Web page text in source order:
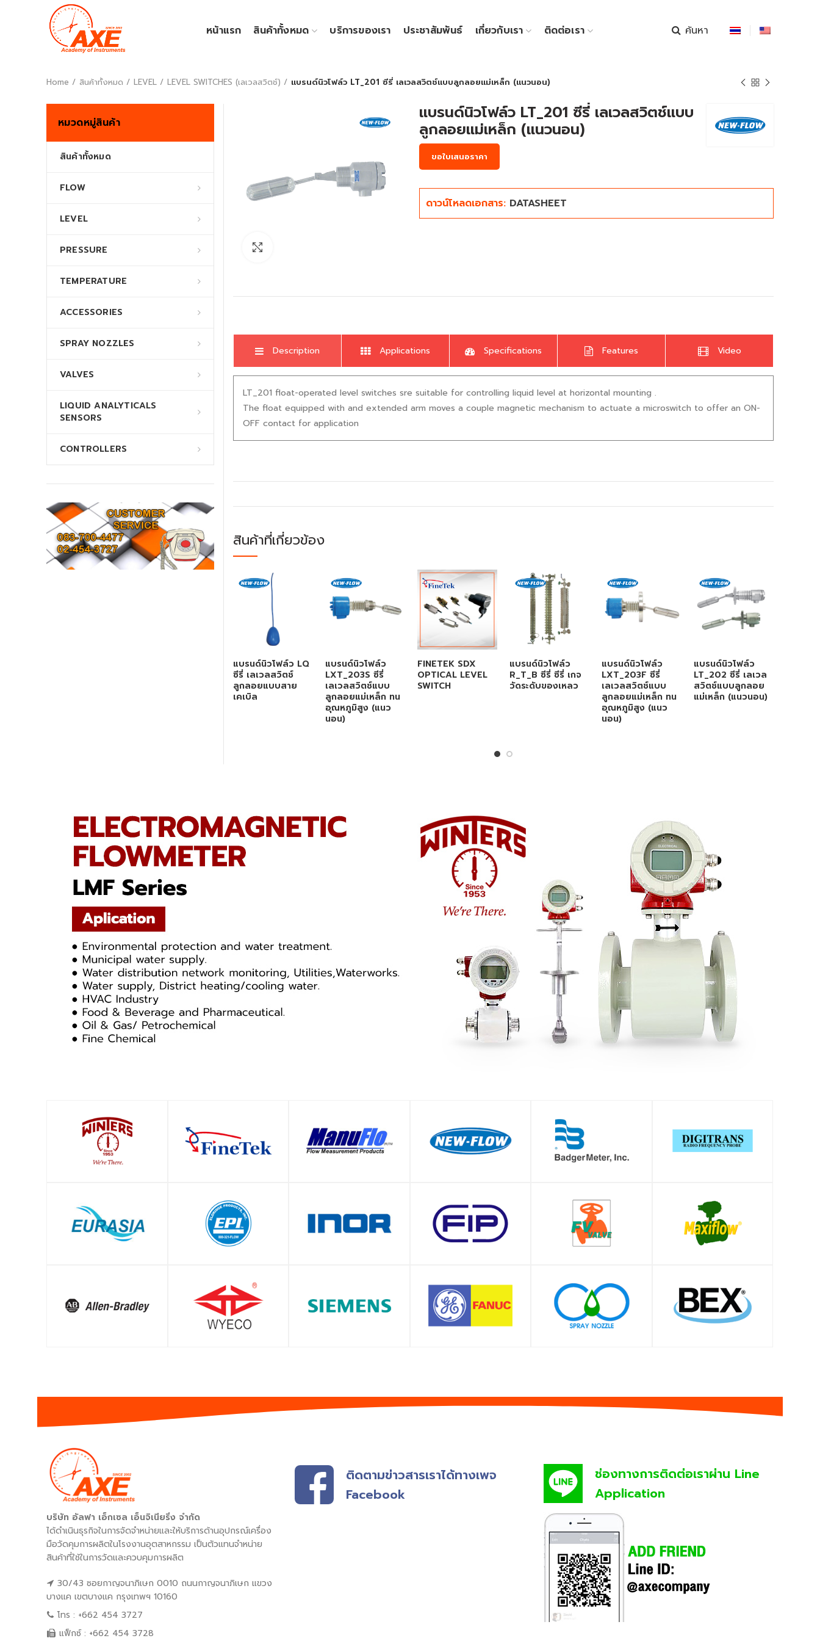
หน้าแรก สินค้าทั้งหมด บริการของเรา ประชาสัมพันธ์ เกี่ยวกับเรา ติดต่อเรา ค้นหา
Home สินค้าทั้งหมด LEVEL LEVEL SWITCHES (เลเวลสวิตช์) แบรนด์นิวโฟล์ว LT_201 ซีรี่ เลเวลสวิตช์แบบลูกลอยแม่เหล็ก (แนวนอน)
แบรนด์นิวโฟล์ว LT_201 ซีรี่ เลเวลสวิตช์แบบ
ลูกลอยแม่เหล็ก (แนวนอน)
ขอใบเสนอราคา
ดาวน์โหลดเอกสาร: DATASHEET
Description Applications Specifications Features Video
LT_201 float-operated level switches sre suitable for controlling liquid level at horizontal mounting .
The float equipped with and extended arm moves a couple magnetic mechanism to actuate a microswitch to offer an ON-
OFF contact for application
สินค้าที่เกี่ยวข้อง
แบรนด์นิวโฟล์ว LQ
ซีรี่ เลเวลสวิตช์
ลูกลอยแบบสาย
เคเบิล
แบรนด์นิวโฟล์ว
LXT_203S ซีรี่
เลเวลสวิตช์แบบ
ลูกลอยแม่เหล็ก ทน
อุณหภูมิสูง (แนว
นอน)
FINETEK SDX
OPTICAL LEVEL
SWITCH
แบรนด์นิวโฟล์ว
R_T_B ซีรี่ ซีรี่ เกจ
วัดระดับของเหลว
แบรนด์นิวโฟล์ว
LXT_203F ซีรี่
เลเวลสวิตช์แบบ
ลูกลอยแม่เหล็ก ทน
อุณหภูมิสูง (แนว
นอน)
แบรนด์นิวโฟล์ว
LT_202 ซีรี่ เลเวล
สวิตช์แบบลูกลอย
แม่เหล็ก (แนวนอน)
หมวดหมู่สินค้า
สินค้าทั้งหมด
FLOW
LEVEL
PRESSURE
TEMPERATURE
ACCESSORIES
SPRAY NOZZLES
VALVES
LIQUID ANALYTICALS
SENSORS
CONTROLLERS
SHOP SHOP SHOP SHOP SHOP SHOP
SHOP SHOP SHOP SHOP SHOP SHOP
SHOP SHOP SHOP SHOP SHOP SHOP
บริษัท อัลฟา เอ็กเซล เอ็นจิเนียริ่ง จำกัด
ได้ดำเนินธุรกิจในการจัดจำหน่ายและให้บริการด้านอุปกรณ์เครื่อง
มือวัดคุมการผลิตในโรงงานอุตสาหกรรม เป็นตัวแทนจำหน่าย
สินค้าที่ใช้ในการวัดและควบคุมการผลิต
30/43 ซอยกาญจนาภิเษก 0010 ถนนกาญจนาภิเษก แขวง
บางแค เขตบางแค กรุงเทพฯ 10160
โทร : +662 454 3727
แฟ็กซ์ : +662 454 3728
ติดตามข่าวสารเราได้ทางเพจ
Facebook
ช่องทางการติดต่อเราผ่าน Line
Application